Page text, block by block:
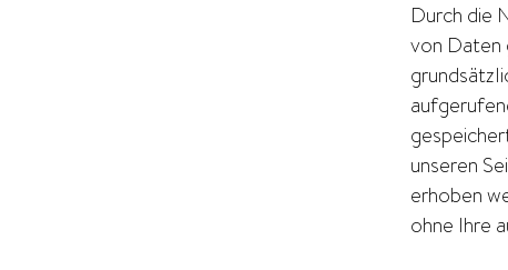
Durch die
von Daten
unseren
erhoben
ohne Ihre